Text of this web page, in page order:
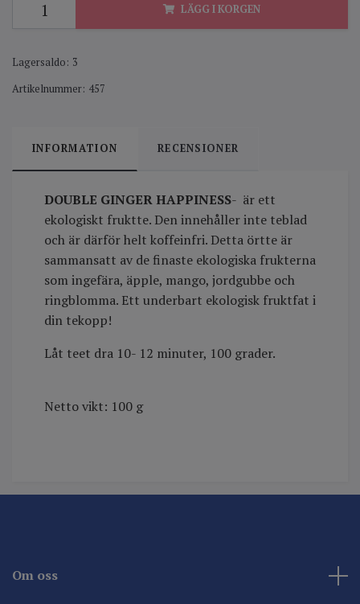
LÄGG I KORGEN
Lagersaldo: 3
Artikelnummer: 457
INFORMATION RECENSIONER
DOUBLE GINGER HAPPINESS- är ett
ekologiskt fruktte. Den innehåller inte teblad
och är därför helt koffeinfri. Detta örtte är
sammansatt av de finaste ekologiska frukterna
som ingefära, äpple, mango, jordgubbe och
ringblomma. Ett underbart ekologisk fruktfat i
din tekopp!
Låt teet dra 10- 12 minuter, 100 grader.
Netto vikt: 100 g
Om oss